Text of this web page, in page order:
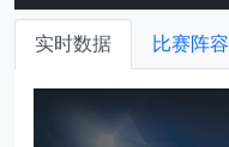
实时数据 比赛阵容